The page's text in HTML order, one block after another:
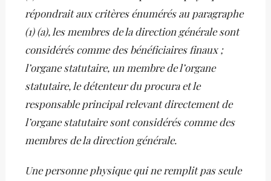
répondrait aux critères énumérés au paragraphe
(1) (a), les membres de la direction générale sont
considérés comme des bénéficiaires finaux ;
l’organe statutaire, un membre de l’organe
statutaire, le détenteur du procura et le
responsable principal relevant directement de
l’organe statutaire sont considérés comme des
membres de la direction générale.
Une personne physique qui ne remplit pas seule